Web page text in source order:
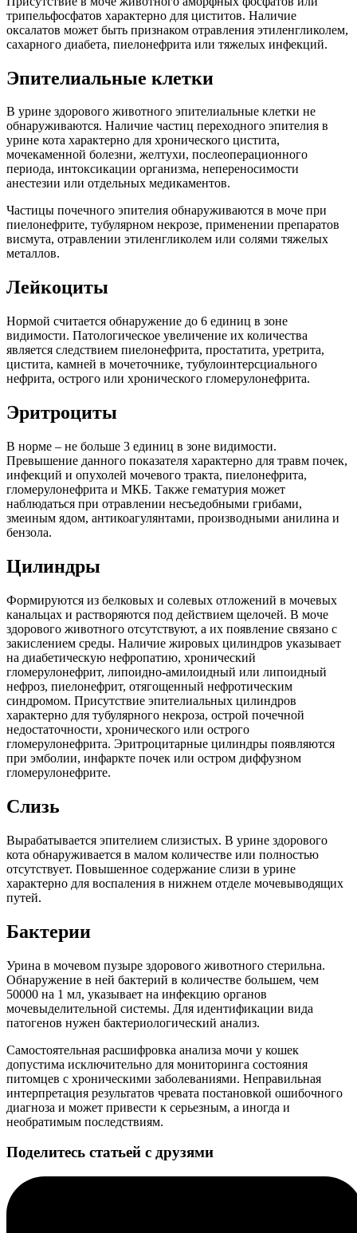
трипельфосфатов характерно для циститов. Наличие
оксалатов может быть признаком отравления этиленгликолем,
сахарного диабета, пиелонефрита или тяжелых инфекций.
Эпителиальные клетки
В урине здорового животного эпителиальные клетки не
обнаруживаются. Наличие частиц переходного эпителия в
урине кота характерно для хронического цистита,
мочекаменной болезни, желтухи, послеоперационного
периода, интоксикации организма, непереносимости
анестезии или отдельных медикаментов.
Частицы почечного эпителия обнаруживаются в моче при
пиелонефрите, тубулярном некрозе, применении препаратов
висмута, отравлении этиленгликолем или солями тяжелых
металлов.
Лейкоциты
Нормой считается обнаружение до 6 единиц в зоне
видимости. Патологическое увеличение их количества
является следствием пиелонефрита, простатита, уретрита,
цистита, камней в мочеточнике, тубулоинтерсциального
нефрита, острого или хронического гломерулонефрита.
Эритроциты
В норме – не больше 3 единиц в зоне видимости.
Превышение данного показателя характерно для травм почек,
инфекций и опухолей мочевого тракта, пиелонефрита,
гломерулонефрита и МКБ. Также гематурия может
наблюдаться при отравлении несъедобными грибами,
змеиным ядом, антикоагулянтами, производными анилина и
бензола.
Цилиндры
Формируются из белковых и солевых отложений в мочевых
канальцах и растворяются под действием щелочей. В моче
здорового животного отсутствуют, а их появление связано с
закислением среды. Наличие жировых цилиндров указывает
на диабетическую нефропатию, хронический
гломерулонефрит, липоидно-амилоидный или липоидный
нефроз, пиелонефрит, отягощенный нефротическим
синдромом. Присутствие эпителиальных цилиндров
характерно для тубулярного некроза, острой почечной
недостаточности, хронического или острого
гломерулонефрита. Эритроцитарные цилиндры появляются
при эмболии, инфаркте почек или остром диффузном
гломерулонефрите.
Слизь
Вырабатывается эпителием слизистых. В урине здорового
кота обнаруживается в малом количестве или полностью
отсутствует. Повышенное содержание слизи в урине
характерно для воспаления в нижнем отделе мочевыводящих
путей.
Бактерии
Урина в мочевом пузыре здорового животного стерильна.
Обнаружение в ней бактерий в количестве большем, чем
50000 на 1 мл, указывает на инфекцию органов
мочевыделительной системы. Для идентификации вида
патогенов нужен бактериологический анализ.
Самостоятельная расшифровка анализа мочи у кошек
допустима исключительно для мониторинга состояния
питомцев с хроническими заболеваниями. Неправильная
интерпретация результатов чревата постановкой ошибочного
диагноза и может привести к серьезным, а иногда и
необратимым последствиям.
Поделитесь статьей с друзями